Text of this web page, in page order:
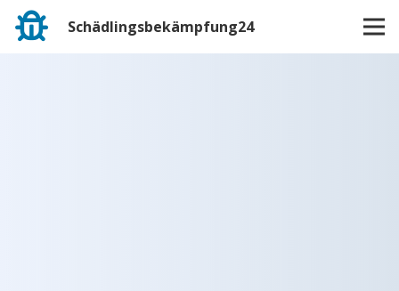
Schädlingsbekämpfung24